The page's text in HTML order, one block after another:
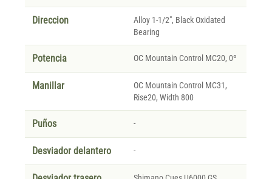
Direccion
Alloy 1-1/2", Black Oxidated
Bearing
Potencia OC Mountain Control MC20, 0º
Manillar
OC Mountain Control MC31,
Rise20, Width 800
Puños -
Desviador delantero -